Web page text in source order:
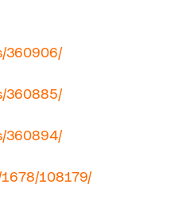
360906/
360885/
360894/
1678/108179/